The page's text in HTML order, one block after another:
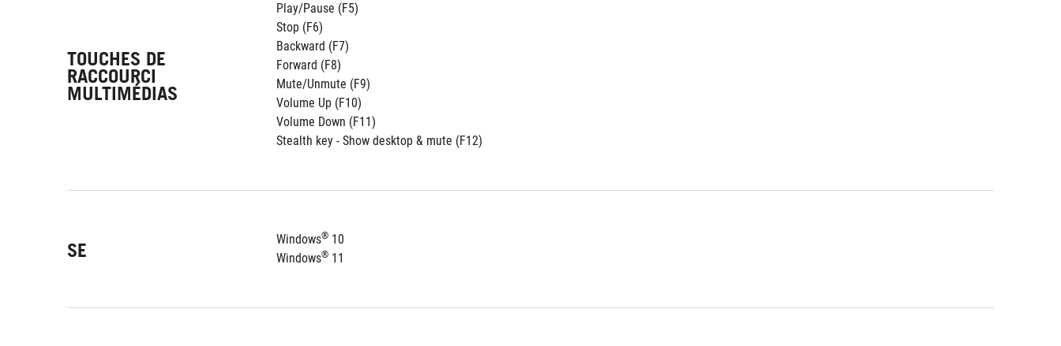
TOUCHES DE
RACCOURCI
MULTIMÉDIAS
Play/Pause (F5)
Stop (F6)
Backward (F7)
Forward (F8)
Mute/Unmute (F9)
Volume Up (F10)
Volume Down (F11)
Stealth key - Show desktop & mute (F12)
SE Windows® 10
Windows® 11